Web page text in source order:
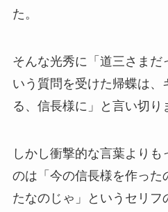
た。
そんな光秀に「道三さまだ
いう質問を受けた帰蝶は、
る、信長様に」と言い切り
しかし衝撃的な言葉より
のは「今の信長様を作った
たなのじゃ」というセリフ